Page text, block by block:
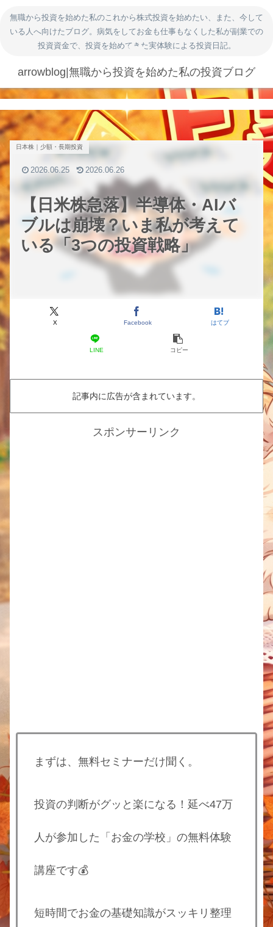
無職から投資を始めた私のこれから株式投資を始めたい、また、今して
いる人へ向けたブログ。病気をしてお金も仕事もなくした私が副業での
投資資金で、投資を始めてきた実体験による投資日記。
arrowblog|無職から投資を始めた私の投資ブログ
【日米株急落】半導体・AIバ
ブルは崩壊？いま私が考えて
いる「3つの投資戦略」
日本株｜少額・長期投資
X Facebook はてブ
LINE コピー
2026.06.25 2026.06.26
記事内に広告が含まれています。
スポンサーリンク
まずは、無料セミナーだけ聞く。
投資の判断がグッと楽になる！延べ47万
人が参加した「お金の学校」の無料体験
講座です💰
短時間でお金の基礎知識がスッキリ整理